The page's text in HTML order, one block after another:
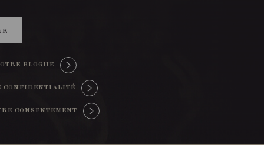
BLOGUE
CONFIDENTIALITÉ
CONSENTEMENT